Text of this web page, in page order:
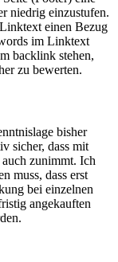
niedrig einzustufen.
einen Bezug
im Linktext
backlink stehen,
zu bewerten.
bisher
sicher, dass mit
zunimmt. Ich
muss, dass erst
bei einzelnen
angekauften